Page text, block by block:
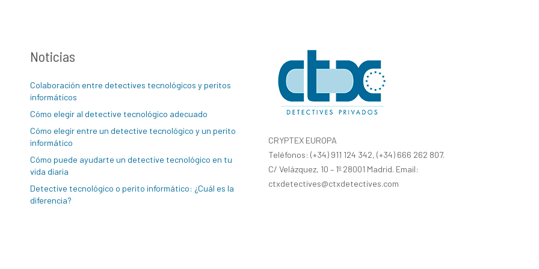
Noticias
Colaboración entre detectives tecnológicos y peritos
informáticos
Cómo elegir al detective tecnológico adecuado
Cómo elegir entre un detective tecnológico y un perito
informático
Cómo puede ayudarte un detective tecnológico en tu
vida diaria
Detective tecnológico o perito informático: ¿Cuál es la
diferencia?
CRYPTEX EUROPA
Teléfonos: (+34) 911 124 342, (+34) 666 262 807.
C/ Velázquez, 10 – 1º 28001 Madrid. Email:
ctxdetectives@ctxdetectives.com